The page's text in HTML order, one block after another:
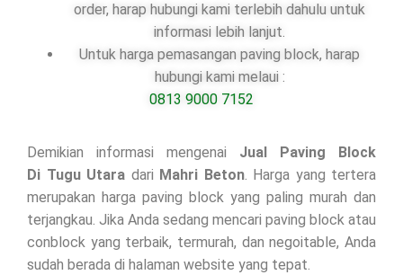
order, harap hubungi kami terlebih dahulu untuk
informasi lebih lanjut.
Untuk harga pemasangan paving block, harap
hubungi kami melaui :
0813 9000 7152
Demikian informasi mengenai Jual Paving Block
Di Tugu Utara dari Mahri Beton. Harga yang tertera
merupakan harga paving block yang paling murah dan
terjangkau. Jika Anda sedang mencari paving block atau
conblock yang terbaik, termurah, dan negoitable, Anda
sudah berada di halaman website yang tepat.